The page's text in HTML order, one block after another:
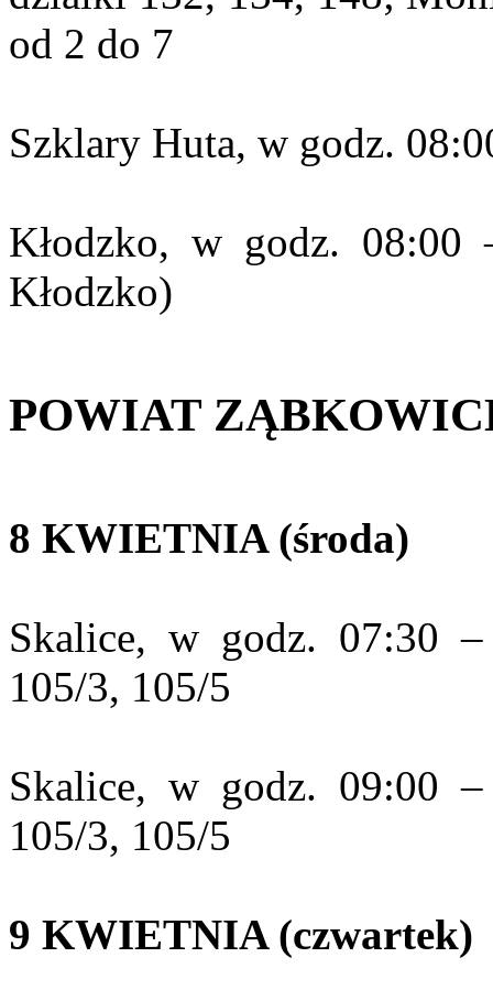
od 2 do 7
Szklary Huta, w godz.
Kłodzko, w godz.
Kłodzko)
POWIAT
8 KWIETNIA (środa)
Skalice, w godz. 07:30
105/3, 105/5
Skalice, w godz. 09:00
105/3, 105/5
9 KWIETNIA (czwartek)